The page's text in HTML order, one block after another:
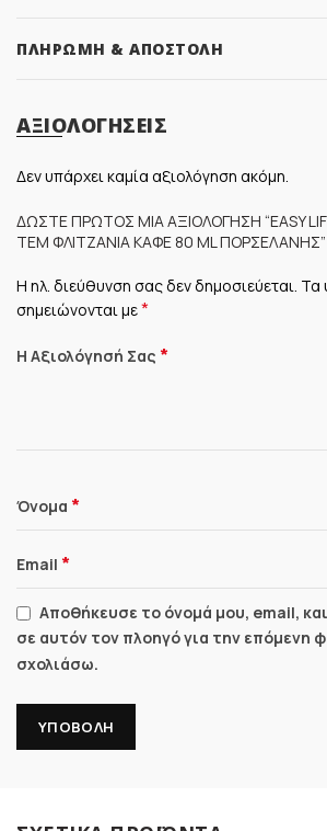
ΠΛΗΡΩΜΉ & ΑΠΟΣΤΟΛΉ
ΑΞΙΟΛΟΓΉΣΕΙΣ
Δεν υπάρχει καμία αξιολόγηση ακόμη.
ΔΏΣΤΕ ΠΡΏΤΟΣ ΜΊΑ ΑΞΙΟΛΌΓΗΣΗ “EASY
ΤΕΜ ΦΛΙΤΖΆΝΙΑ ΚΑΦΈ 80 ML ΠΟΡΣΕΛΆΝΗΣ”
Η ηλ. διεύθυνση σας δεν δημοσιεύεται. Τα
σημειώνονται με*
Η Αξιολόγησή Σας *
Όνομα *
Email *
Αποθήκευσε το όνομά μου, email,
σε αυτόν τον πλοηγό για την επόμενη
σχολιάσω.